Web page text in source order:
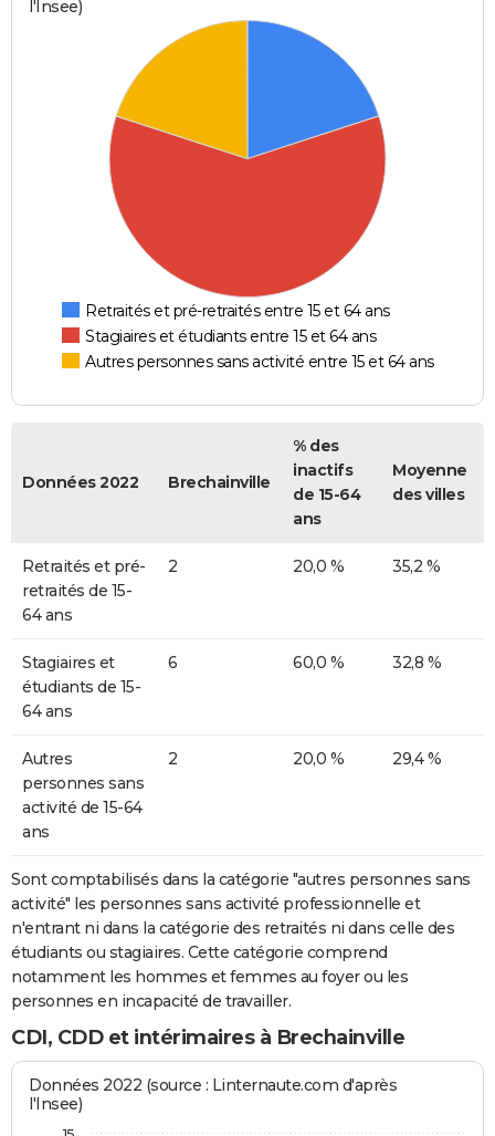
l'Insee)
Retraités et pré-retraités entre 15 et 64 ans
Stagiaires et étudiants entre 15 et 64 ans
Autres personnes sans activité entre 15 et 64 ans
Données 2022 Brechainville
% des
inactifs
de 15-64
ans
Moyenne
des villes
Retraités et pré-
retraités de 15-
64 ans
2 20,0 % 35,2 %
Stagiaires et
étudiants de 15-
64 ans
6 60,0 % 32,8 %
Autres
personnes sans
activité de 15-64
ans
2 20,0 % 29,4 %
Sont comptabilisés dans la catégorie "autres personnes sans
activité" les personnes sans activité professionnelle et
n'entrant ni dans la catégorie des retraités ni dans celle des
étudiants ou stagiaires. Cette catégorie comprend
notamment les hommes et femmes au foyer ou les
personnes en incapacité de travailler.
CDI, CDD et intérimaires à Brechainville
Données 2022 (source : Linternaute.com d'après
l'Insee)